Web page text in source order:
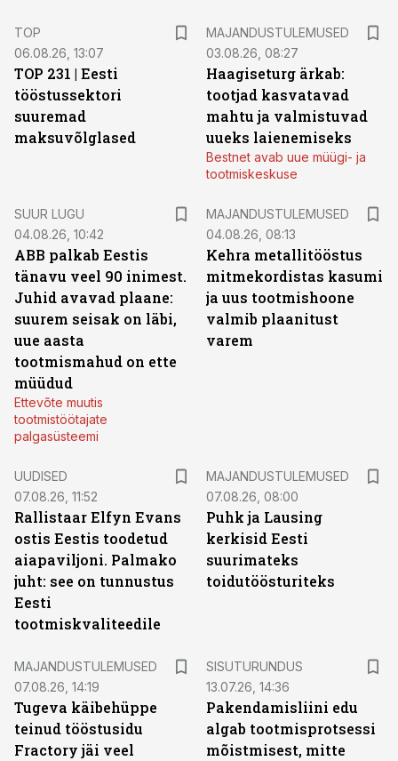
TOP
06.08.26, 13:07
TOP 231 | Eesti
tööstussektori
suuremad
maksuvõlglased
MAJANDUSTULEMUSED
03.08.26, 08:27
Haagiseturg ärkab:
tootjad kasvatavad
mahtu ja valmistuvad
uueks laienemiseks
Bestnet avab uue müügi- ja
tootmiskeskuse
SUUR LUGU
04.08.26, 10:42
ABB palkab Eestis
tänavu veel 90 inimest.
Juhid avavad plaane:
suurem seisak on läbi,
uue aasta
tootmismahud on ette
müüdud
Ettevõte muutis
tootmistöötajate
palgasüsteemi
MAJANDUSTULEMUSED
04.08.26, 08:13
Kehra metallitööstus
mitmekordistas kasumi
ja uus tootmishoone
valmib plaanitust
varem
UUDISED
07.08.26, 11:52
Rallistaar Elfyn Evans
ostis Eestis toodetud
aiapaviljoni. Palmako
juht: see on tunnustus
Eesti
tootmiskvaliteedile
MAJANDUSTULEMUSED
07.08.26, 08:00
Puhk ja Lausing
kerkisid Eesti
suurimateks
toidutöösturiteks
MAJANDUSTULEMUSED
07.08.26, 14:19
Tugeva käibehüppe
teinud tööstusidu
Fractory jäi veel
SISUTURUNDUS
13.07.26, 14:36
Pakendamisliini edu
algab tootmisprotsessi
mõistmisest, mitte